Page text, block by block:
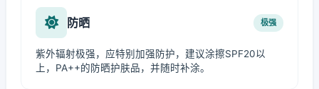
防晒 极强
紫外辐射极强，应特别加强防护，建议涂擦SPF20以
上，PA++的防晒护肤品，并随时补涂。